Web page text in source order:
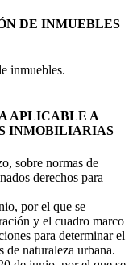
DE INMUEBLES
inmuebles.
APLICABLE A
INMOBILIARIAS
sobre normas de
derechos para
por el que se
y el cuadro marco
para determinar el
de naturaleza urbana.